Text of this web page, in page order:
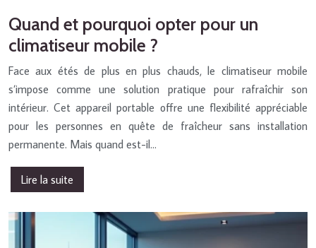
Quand et pourquoi opter pour un
climatiseur mobile ?
Face aux étés de plus en plus chauds, le climatiseur mobile
s’impose comme une solution pratique pour rafraîchir son
intérieur. Cet appareil portable offre une flexibilité appréciable
pour les personnes en quête de fraîcheur sans installation
permanente. Mais quand est-il…
Lire la suite